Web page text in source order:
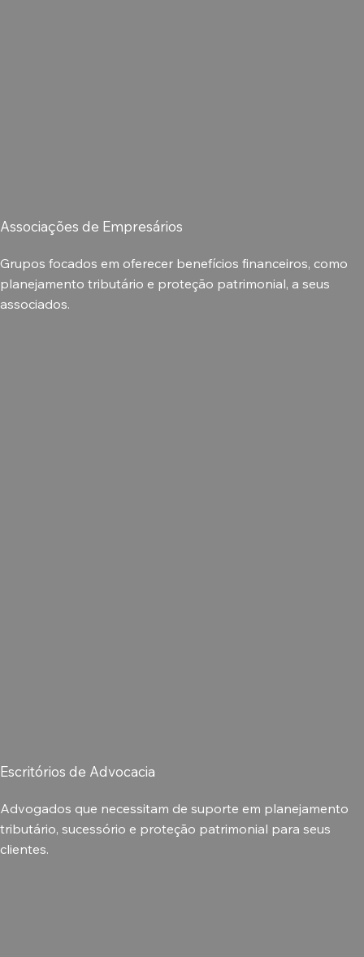
Grupos focados em oferecer benefícios financeiros, como
planejamento tributário e proteção patrimonial, a seus
associados.
Associações de Empresários
Advogados que necessitam de suporte em planejamento
tributário, sucessório e proteção patrimonial para seus
clientes.
Escritórios de Advocacia